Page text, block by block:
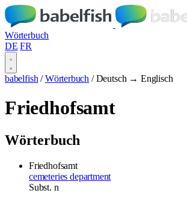
Wörterbuch
DE FR
babelfish / Wörterbuch / Deutsch → Englisch
Friedhofsamt
Wörterbuch
Friedhofsamt
cemeteries department
Subst. n